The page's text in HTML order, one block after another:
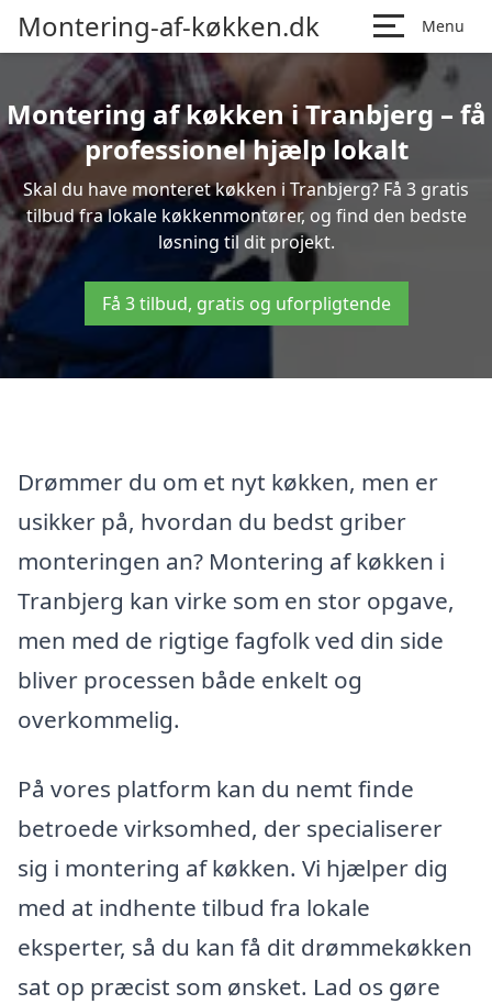
Montering-af-køkken.dk Menu
Montering af køkken i Tranbjerg – få
professionel hjælp lokalt
Skal du have monteret køkken i Tranbjerg? Få 3 gratis
tilbud fra lokale køkkenmontører, og find den bedste
løsning til dit projekt.
Få 3 tilbud, gratis og uforpligtende
Drømmer du om et nyt køkken, men er
usikker på, hvordan du bedst griber
monteringen an? Montering af køkken i
Tranbjerg kan virke som en stor opgave,
men med de rigtige fagfolk ved din side
bliver processen både enkelt og
overkommelig.
På vores platform kan du nemt finde
betroede virksomhed, der specialiserer
sig i montering af køkken. Vi hjælper dig
med at indhente tilbud fra lokale
eksperter, så du kan få dit drømmekøkken
sat op præcist som ønsket. Lad os gøre